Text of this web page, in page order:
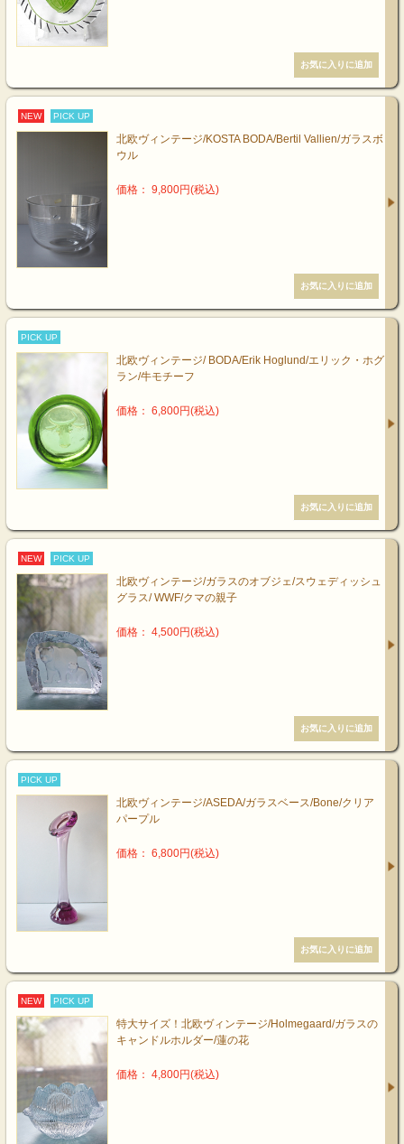
NEW PICK UP
北欧ヴィンテージ/KOSTA BODA/Bertil Vallien/ガラスボ
ウル
価格： 9,800円(税込)
PICK UP
北欧ヴィンテージ/ BODA/Erik Hoglund/エリック・ホグ
ラン/牛モチーフ
価格： 6,800円(税込)
NEW PICK UP
北欧ヴィンテージ/ガラスのオブジェ/スウェディッシュ
グラス/ WWF/クマの親子
価格： 4,500円(税込)
PICK UP
北欧ヴィンテージ/ASEDA/ガラスベース/Bone/クリア
パープル
価格： 6,800円(税込)
NEW PICK UP
特大サイズ！北欧ヴィンテージ/Holmegaard/ガラスの
キャンドルホルダー/蓮の花
価格： 4,800円(税込)